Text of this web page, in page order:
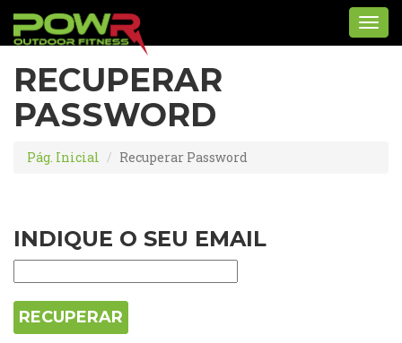
RECUPERAR
PASSWORD
Pág. Inicial Recuperar Password
INDIQUE O SEU EMAIL
RECUPERAR